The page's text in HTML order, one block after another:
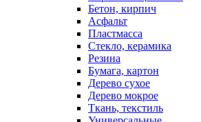
Бетон, кирпич
Асфальт
Пластмасса
Стекло, керамика
Резина
Бумага, картон
Дерево сухое
Дерево мокрое
Ткань, текстиль